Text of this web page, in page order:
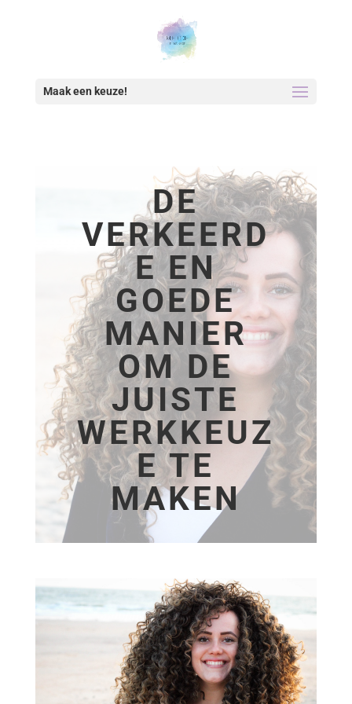
Maak een keuze!
DE
VERKEERD
E EN
GOEDE
MANIER
OM DE
JUISTE
WERKKEUZ
E TE
MAKEN